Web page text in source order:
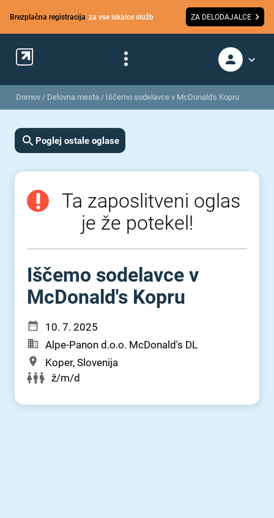
Brezplačna registracija za vse iskalce služb ZA DELODAJALCE
Domov / Delovna mesta / Iščemo sodelavce v McDonald's Kopru
Poglej ostale oglase
Ta zaposlitveni oglas
je že potekel!
Iščemo sodelavce v
McDonald's Kopru
10. 7. 2025
Alpe-Panon d.o.o. McDonald's DL
Koper, Slovenija
ž/m/d